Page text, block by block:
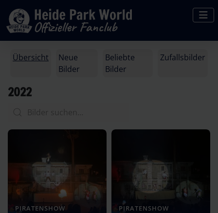
Übersicht
Neue
Bilder
Beliebte
Bilder
Zufallsbilder
2022
PIRATENSHOW PIRATENSHOW